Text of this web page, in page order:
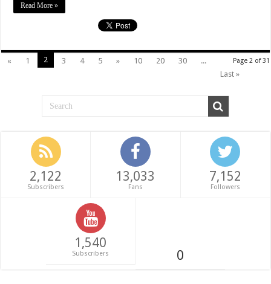
Read More »
Page 2 of 31
« 1 2 3 4 5 » 10 20 30
...
Last »
2,122
Subscribers
13,033
Fans
7,152
Followers
1,540
Subscribers 0